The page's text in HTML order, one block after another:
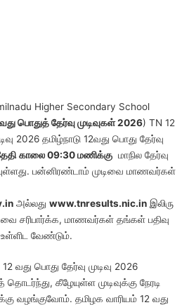
Higher Secondary School
பொதுத் தேர்வு முடிவுகள் 2026) TN 12
2026 தமிழ்நாடு 12வது பொது தேர்வு
காலை 09:30 மணிக்கு மாநில தேர்வு
பன்னிரண்டாம் முடிவை மாணவர்கள்
அல்லது www.tnresults.nic.in இலிரு
சரிபார்க்க, மாணவர்கள் தங்கள் பதிவு
வேண்டும்.
முடிவு 2026
கீழேயுள்ள முடிவுக்கு நேரடி
வழங்குவோம். தமிழக வாரியம் 12 வது